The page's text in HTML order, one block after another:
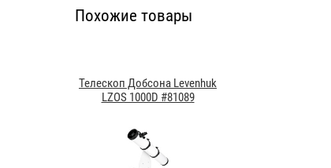
Похожие товары
Телескоп Добсона Levenhuk
LZOS 1000D #81089